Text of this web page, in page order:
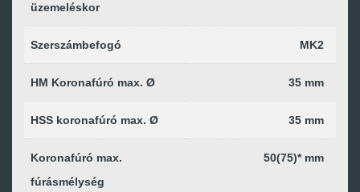
üzemeléskor
Szerszámbefogó MK2
HM Koronafúró max. Ø 35 mm
HSS koronafúró max. Ø 35 mm
Koronafúró max.
fúrásmélység
50(75)* mm